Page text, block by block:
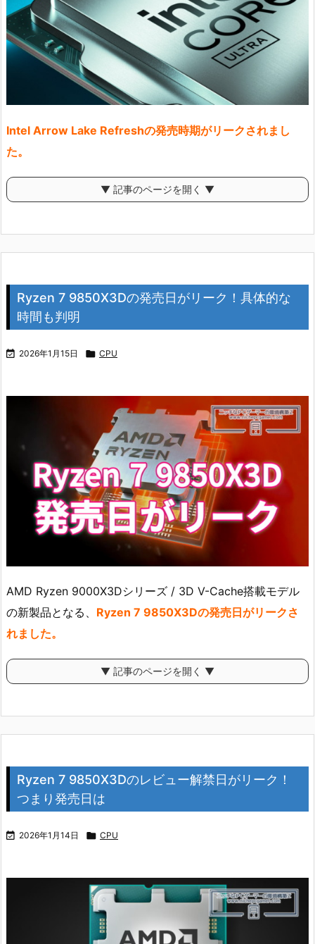
Intel Arrow Lake Refreshの発売時期がリークされまし
た。
▼ 記事のページを開く ▼
Ryzen 7 9850X3Dの発売日がリーク！具体的な
時間も判明
 2026年1月15日  CPU
AMD Ryzen 9000X3Dシリーズ / 3D V-Cache搭載モデル
の新製品となる、 Ryzen 7 9850X3Dの発売日がリークさ
れました。
▼ 記事のページを開く ▼
Ryzen 7 9850X3Dのレビュー解禁日がリーク！
つまり発売日は
 2026年1月14日  CPU